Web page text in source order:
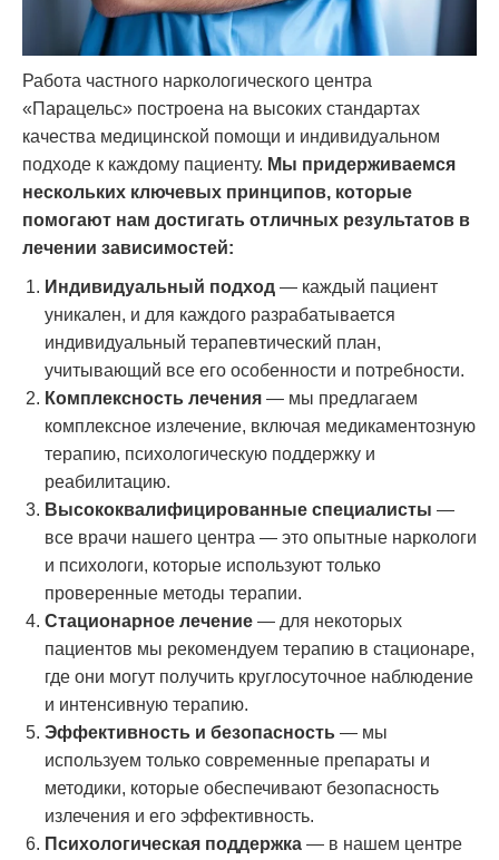
Работа частного наркологического центра
«Парацельс» построена на высоких стандартах
качества медицинской помощи и индивидуальном
подходе к каждому пациенту. Мы придерживаемся
нескольких ключевых принципов, которые
помогают нам достигать отличных результатов в
лечении зависимостей:
Индивидуальный подход — каждый пациент
уникален, и для каждого разрабатывается
индивидуальный терапевтический план,
учитывающий все его особенности и потребности.
Комплексность лечения — мы предлагаем
комплексное излечение, включая медикаментозную
терапию, психологическую поддержку и
реабилитацию.
Высококвалифицированные специалисты —
все врачи нашего центра — это опытные наркологи
и психологи, которые используют только
проверенные методы терапии.
Стационарное лечение — для некоторых
пациентов мы рекомендуем терапию в стационаре,
где они могут получить круглосуточное наблюдение
и интенсивную терапию.
Эффективность и безопасность — мы
используем только современные препараты и
методики, которые обеспечивают безопасность
излечения и его эффективность.
Психологическая поддержка — в нашем центре